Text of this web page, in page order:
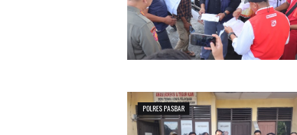
POLRES PASBAR